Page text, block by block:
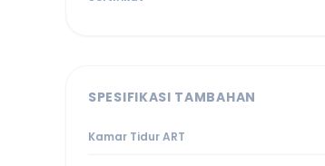
SPESIFIKASI TAMBAHAN
Kamar Tidur ART